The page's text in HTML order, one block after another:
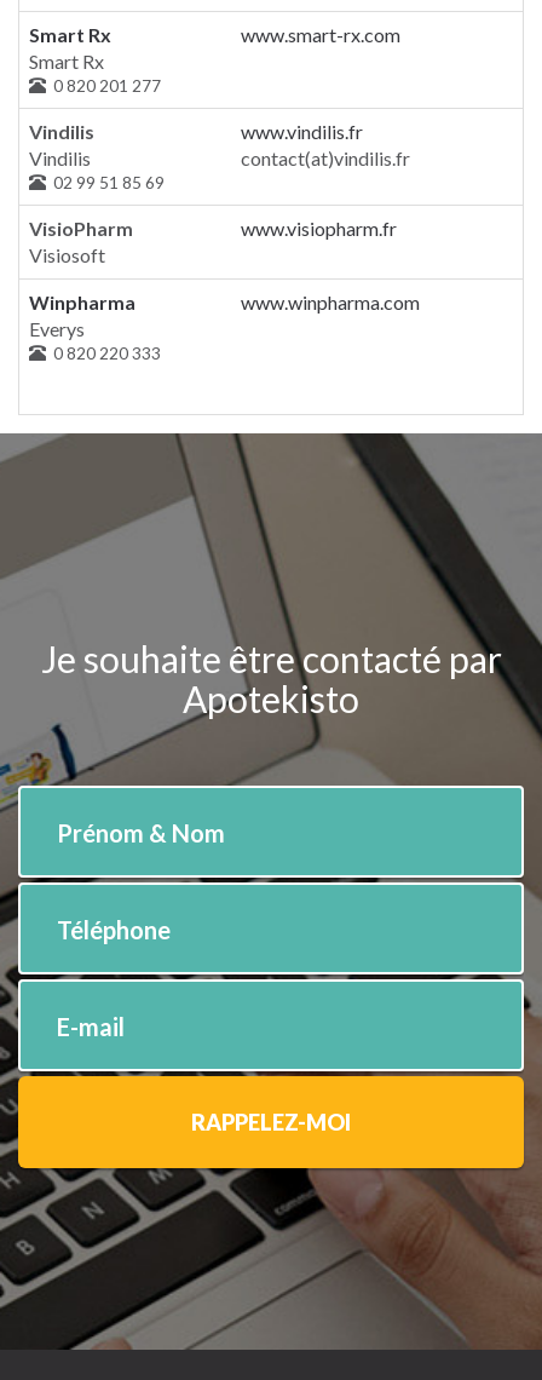
Smart Rx
Smart Rx
0 820 201 277
www.smart-rx.com
Vindilis
Vindilis
02 99 51 85 69
www.vindilis.fr
contact(at)vindilis.fr
VisioPharm
Visiosoft
www.visiopharm.fr
Winpharma
Everys
0 820 220 333
www.winpharma.com
Je souhaite être contacté par
Apotekisto
Prénom & Nom
Téléphone
E-mail
RAPPELEZ-MOI